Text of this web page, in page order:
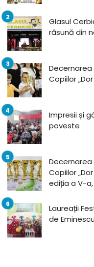
Glasul
răsună din
Copiilor
Impresii și
poveste
Copiilor
ediția a V-
Laureații
de